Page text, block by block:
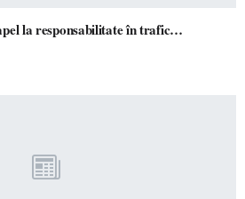
Polițiștii sătmăreni fac apel la responsabilitate în trafic…